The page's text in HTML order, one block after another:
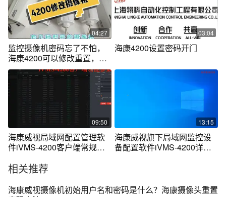
04:27
监控摄像机密码忘了不怕，
海康4200可以修改重置，又
长见识了
03:04
海康4200设置密码开门
09:50
海康威视局域网配置管理软
件iVMS-4200客户端常规使
13:15
海康威视旗下局域网监控设
备配置软件iVMS-4200详细
相关推荐
海康威视摄像机初始用户名和密码是什么？海康摄像头重置